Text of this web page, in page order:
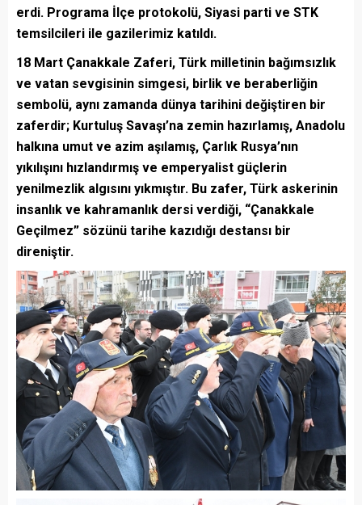
erdi. Programa İlçe protokolü, Siyasi parti ve STK
temsilcileri ile gazilerimiz katıldı.
18 Mart Çanakkale Zaferi, Türk milletinin bağımsızlık
ve vatan sevgisinin simgesi, birlik ve beraberliğin
sembolü, aynı zamanda dünya tarihini değiştiren bir
zaferdir; Kurtuluş Savaşı’na zemin hazırlamış, Anadolu
halkına umut ve azim aşılamış, Çarlık Rusya’nın
yıkılışını hızlandırmış ve emperyalist güçlerin
yenilmezlik algısını yıkmıştır. Bu zafer, Türk askerinin
insanlık ve kahramanlık dersi verdiği, “Çanakkale
Geçilmez” sözünü tarihe kazıdığı destansı bir
direniştir.